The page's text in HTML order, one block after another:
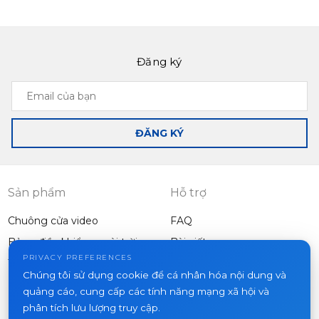
Stylish and
Đăng ký
Email
của
bạn
ĐĂNG KÝ
Sản phẩm
Chuông cửa video
Bảng điều khiển ngoài trời
Thiết bị khác
Hỗ trợ
FAQ
Bài viết
Dự án
PRIVACY PREFERENCES
Chúng tôi sử dụng cookie để cá nhân hóa nội dung và
quảng cáo, cung cấp các tính năng mạng xã hội và
phân tích lưu lượng truy cập.